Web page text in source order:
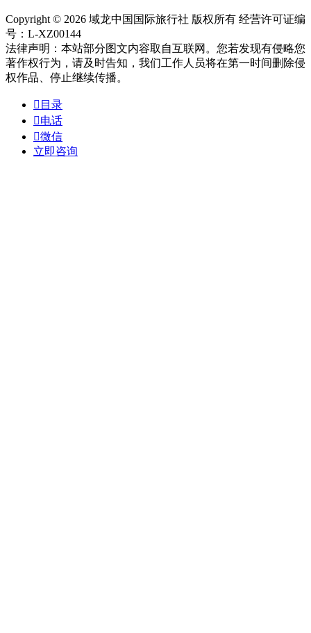
Copyright © 2026 域龙中国国际旅行社 版权所有 经营许可证编
号：L-XZ00144
法律声明：本站部分图文内容取自互联网。您若发现有侵略您
著作权行为，请及时告知，我们工作人员将在第一时间删除侵
权作品、停止继续传播。
 目录
电话
微信
立即咨询